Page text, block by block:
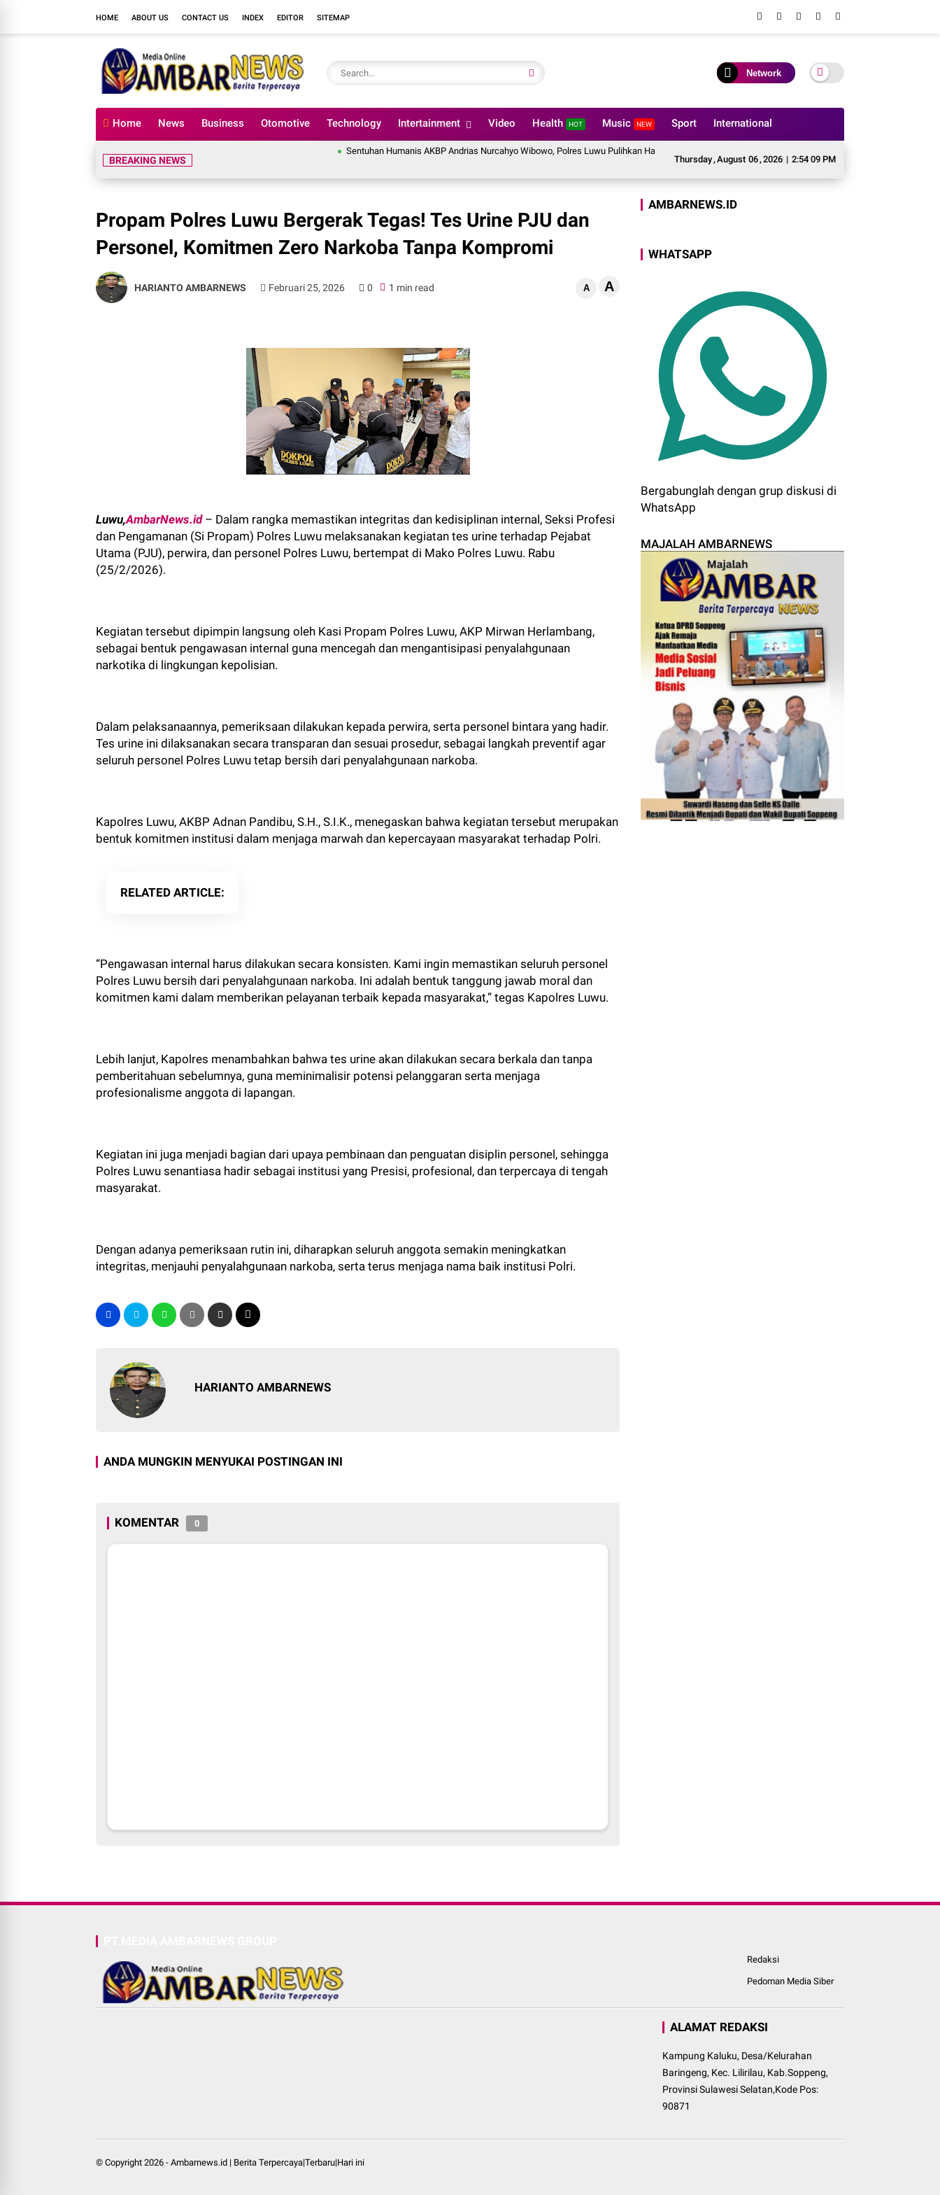
HOME ABOUT US CONTACT US INDEX EDITOR SITEMAP
Network
Home News Business Otomotive Technology Intertainment Video Health HOT Music NEW Sport International
Thursday,August 06,2026 | 2:54 10 PM
BREAKING NEWS
Sentuhan Humanis AKBP Andrias Nurcahyo Wibowo, Polres Luwu Pulihkan Harmoni Lewat Restorative Justice
Propam Polres Luwu Bergerak Tegas! Tes Urine PJU dan
Personel, Komitmen Zero Narkoba Tanpa Kompromi
HARIANTO AMBARNEWS Februari 25, 2026 0 1 min read A A
Luwu,AmbarNews.id – Dalam rangka memastikan integritas dan kedisiplinan internal, Seksi Profesi
dan Pengamanan (Si Propam) Polres Luwu melaksanakan kegiatan tes urine terhadap Pejabat
Utama (PJU), perwira, dan personel Polres Luwu, bertempat di Mako Polres Luwu. Rabu
(25/2/2026).
Kegiatan tersebut dipimpin langsung oleh Kasi Propam Polres Luwu, AKP Mirwan Herlambang,
sebagai bentuk pengawasan internal guna mencegah dan mengantisipasi penyalahgunaan
narkotika di lingkungan kepolisian.
Dalam pelaksanaannya, pemeriksaan dilakukan kepada perwira, serta personel bintara yang hadir.
Tes urine ini dilaksanakan secara transparan dan sesuai prosedur, sebagai langkah preventif agar
seluruh personel Polres Luwu tetap bersih dari penyalahgunaan narkoba.
Kapolres Luwu, AKBP Adnan Pandibu, S.H., S.I.K., menegaskan bahwa kegiatan tersebut merupakan
bentuk komitmen institusi dalam menjaga marwah dan kepercayaan masyarakat terhadap Polri.
RELATED ARTICLE
“Pengawasan internal harus dilakukan secara konsisten. Kami ingin memastikan seluruh personel
Polres Luwu bersih dari penyalahgunaan narkoba. Ini adalah bentuk tanggung jawab moral dan
komitmen kami dalam memberikan pelayanan terbaik kepada masyarakat,” tegas Kapolres Luwu.
Lebih lanjut, Kapolres menambahkan bahwa tes urine akan dilakukan secara berkala dan tanpa
pemberitahuan sebelumnya, guna meminimalisir potensi pelanggaran serta menjaga
profesionalisme anggota di lapangan.
Kegiatan ini juga menjadi bagian dari upaya pembinaan dan penguatan disiplin personel, sehingga
Polres Luwu senantiasa hadir sebagai institusi yang Presisi, profesional, dan terpercaya di tengah
masyarakat.
Dengan adanya pemeriksaan rutin ini, diharapkan seluruh anggota semakin meningkatkan
integritas, menjauhi penyalahgunaan narkoba, serta terus menjaga nama baik institusi Polri.
HARIANTO AMBARNEWS
ANDA MUNGKIN MENYUKAI POSTINGAN INI
KOMENTAR 0
AMBARNEWS.ID
WHATSAPP
Bergabunglah dengan grup diskusi di
WhatsApp
MAJALAH AMBARNEWS
Redaksi
Pedoman Media Siber
ALAMAT REDAKSI
Kampung Kaluku, Desa/Kelurahan
Baringeng, Kec. Lilirilau, Kab.Soppeng,
Provinsi Sulawesi Selatan,Kode Pos:
90871
© Copyright 2026 - Ambarnews.id | Berita Terpercaya|Terbaru|Hari ini